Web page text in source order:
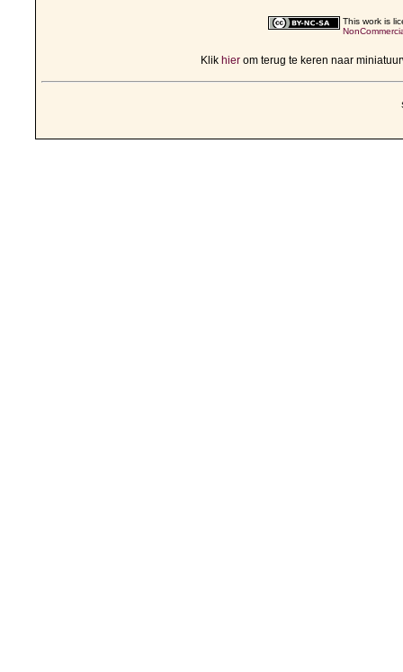
This work is
Klik hier om terug te keren naar